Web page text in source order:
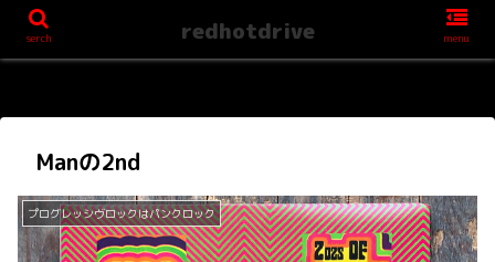
Manの2nd
プログレッシヴロックはパンクロック
serch redhotdrive menu